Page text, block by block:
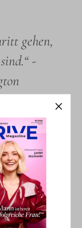
gehen,
-
noch mehr im
die wir
die uns
zu
es aber auch